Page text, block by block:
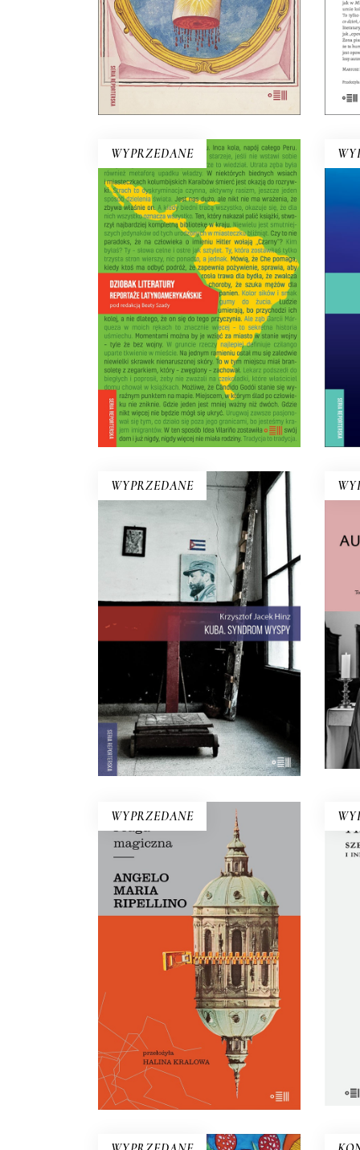
E-BOOK DO
KOSZYKA
nowo.
44.00zł 22.00zł
WYPRZEDANE
E-BOOK DO
KOSZYKA
DZIOBAK LITERATURY.
REPORTAŻE
LATYNOAMERYKAŃSKIE
Opowiadać o banale w
niebanalny sposób – oto
wyzwanie dla reportażu
latynoamerykańskiego.
Dostrzegać niezwykłość w tym,
co zwykłe – oto jego cel.
45.00zł 22.50zł
WYPRZEDANE
E-BOOK DO
KOSZYKA
KUBA. SYNDROM WYSPY
Rewolucja i dysydenci, Kubanki
walczące o podpaski i
Kubańczycy, którzy obrażają
rewolucję szortami i sandałami.
Jest tu dawna świetność
Hawany, są prosięta hodowane w
wannach i jest krowa – bohaterka
rewolucji.
44.00zł 22.00zł
WYPRZEDANE
E-BOOK DO
KOSZYKA
PRAGA MAGICZNA
Oto – jak mówi Mariusz
Szczygieł – biblia kultury czeskiej.
Dla miłośników Pragi i czeskiej
kultury – lektura niezbędna.
59.00 29.50zł